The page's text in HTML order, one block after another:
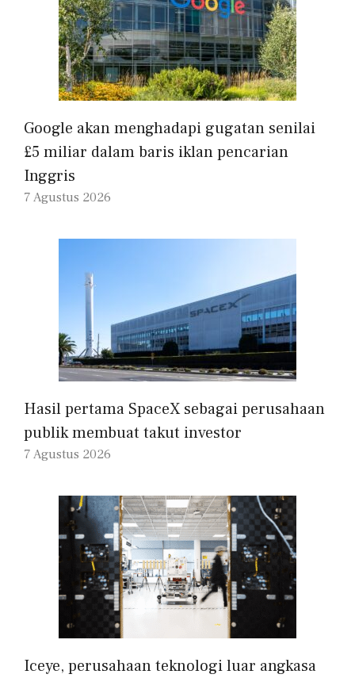
Google akan menghadapi gugatan senilai
£5 miliar dalam baris iklan pencarian
Inggris
7 Agustus 2026
Hasil pertama SpaceX sebagai perusahaan
publik membuat takut investor
7 Agustus 2026
Iceye, perusahaan teknologi luar angkasa